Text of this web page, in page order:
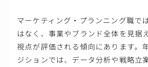
マーケティング・プランニング職で
はなく、事業やブランド全体を見据
視点が評価される傾向にあります。
ジションでは、データ分析や戦略立